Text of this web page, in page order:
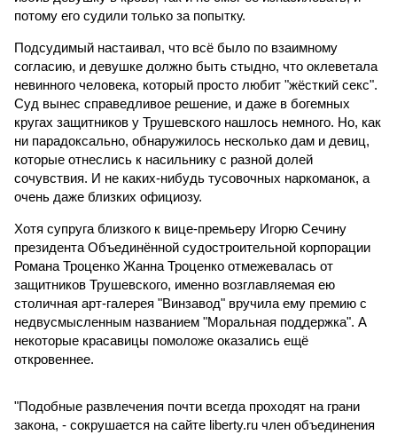
потому его судили только за попытку.
Подсудимый настаивал, что всё было по взаимному
согласию, и девушке должно быть стыдно, что оклеветала
невинного человека, который просто любит "жёсткий секс".
Суд вынес справедливое решение, и даже в богемных
кругах защитников у Трушевского нашлось немного. Но, как
ни парадоксально, обнаружилось несколько дам и девиц,
которые отнеслись к насильнику с разной долей
сочувствия. И не каких-нибудь тусовочных наркоманок, а
очень даже близких официозу.
Хотя супруга близкого к вице-премьеру Игорю Сечину
президента Объединённой судостроительной корпорации
Романа Троценко Жанна Троценко отмежевалась от
защитников Трушевского, именно возглавляемая ею
столичная арт-галерея "Винзавод" вручила ему премию с
недвусмысленным названием "Моральная поддержка". А
некоторые красавицы помоложе оказались ещё
откровеннее.
"Подобные развлечения почти всегда проходят на грани
закона, - сокрушается на сайте liberty.ru член объединения